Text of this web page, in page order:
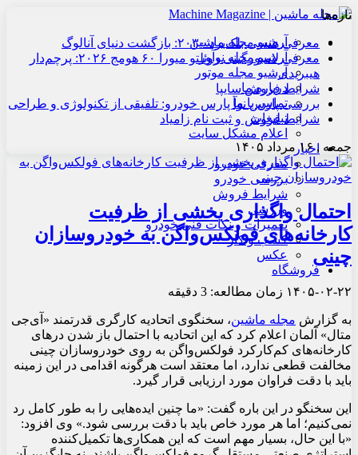
آرشیو مجله ماشین
آرشیو مجله نوآور
آرشیو مجله موتور
درباره ما
تماس با ما
تبلیغات
اعلام مشکل سایت
اخبار
معرفی خودرو
بررسی خودرو
شرایط فروش
ورزشی
تعمیرات و نکات فنی خودرو
کسب و کار
عکس
فروشگاه
تازه‌ها
معرفی هنسی بلک‌برد ۲۰۳۰: بازگشت دنیای آنالوگ
معرفی لامبورگینی روئلتو میورا ۶۰ هومج ۲۰۲۶: پرچم‌دار
هیبریدی
شرایط فروش سایپا
بررسی پارس نوآ پارس خودرو: تلفیقی از تکنولوژی و طراحی
شرایط فروش و ثبت نام زامیاد
جمعه , ۱۶ مرداد ۱۴۰۵
احتمال واگذاری بخشی از ظرفیت
کارخانه‌های فولکس‌واگن به خودروسازان
چینی
۱۴۰۵-۰۲-۲۲ زمان مطالعه: 3 دقیقه
به گزارش مجله ماشین، سخنگوی اتحادیه کارگری قدرتمند «آی‌جی
متال» آلمان اعلام کرد که این اتحادیه با احتمال باز شدن درهای
کارخانه‌های کم‌کارکرد فولکس‌واگن به روی خودروسازان چینی
مخالفت قطعی ندارد، اما معتقد است هرگونه اقدامی در این زمینه
باید با دقت فراوان مورد ارزیابی قرار گیرد.
این سخنگو در این باره گفت: «ما چنین ایده‌هایی را به طور کامل رد
نمی‌کنیم؛ اما هر مورد خاص باید با دقت بررسی شود.» وی افزود:
«با این حال، بسیار مهم است که این همکاری‌ها تکمیل‌کننده